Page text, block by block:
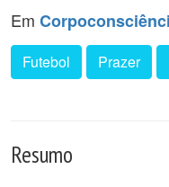
Em
Futebol Prazer
Resumo